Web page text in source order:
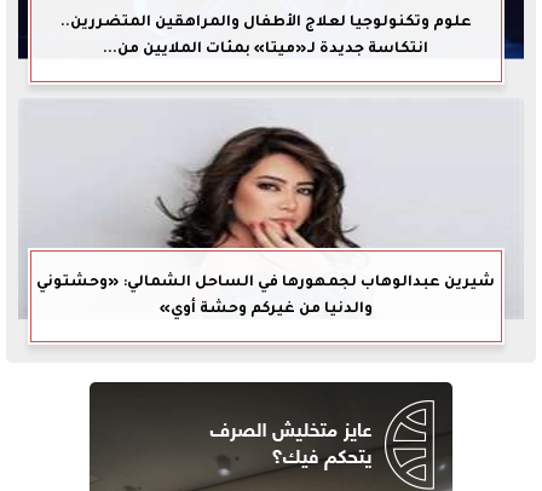
علوم وتكنولوجيا لعلاج الأطفال والمراهقين المتضررين..
انتكاسة جديدة لـ«ميتا» بمئات الملايين من...
شيرين عبدالوهاب لجمهورها في الساحل الشمالي: «وحشتوني
والدنيا من غيركم وحشة أوي»